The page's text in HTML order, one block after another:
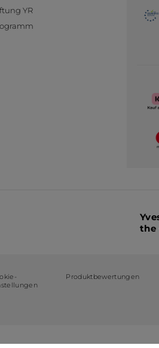
YR
the
Produktbewertungen